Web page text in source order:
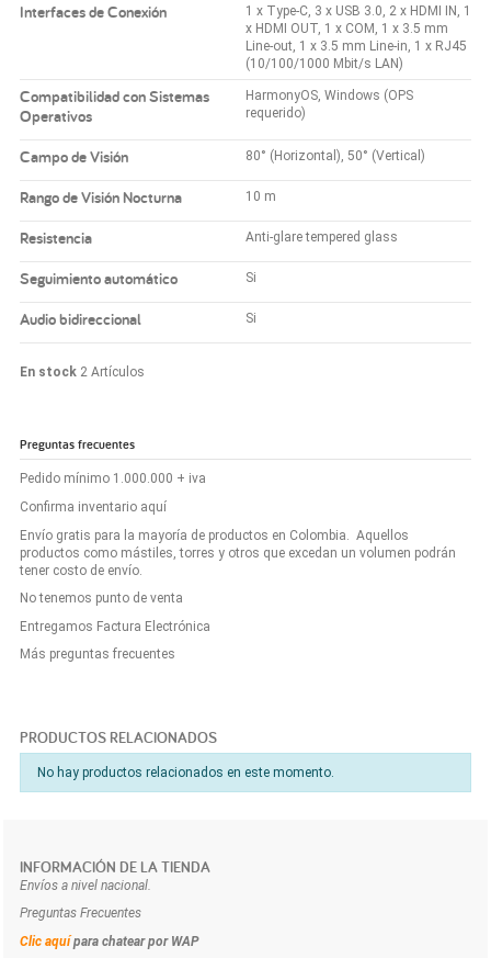
Interfaces de Conexión
1 x Type-C, 3 x USB 3.0, 2 x HDMI IN, 1
x HDMI OUT, 1 x COM, 1 x 3.5 mm
Line-out, 1 x 3.5 mm Line-in, 1 x RJ45
(10/100/1000 Mbit/s LAN)
Compatibilidad con Sistemas
Operativos
HarmonyOS, Windows (OPS
requerido)
Campo de Visión 80° (Horizontal), 50° (Vertical)
Rango de Visión Nocturna 10 m
Resistencia Anti-glare tempered glass
Seguimiento automático Si
Audio bidireccional Si
En stock 2 Artículos
Preguntas frecuentes
Pedido mínimo 1.000.000 + iva
Confirma inventario aquí
Envío gratis para la mayoría de productos en Colombia. Aquellos
productos como mástiles, torres y otros que excedan un volumen podrán
tener costo de envío.
No tenemos punto de venta
Entregamos Factura Electrónica
Más preguntas frecuentes
PRODUCTOS RELACIONADOS
No hay productos relacionados en este momento.
INFORMACIÓN DE LA TIENDA
Envíos a nivel nacional.
Preguntas Frecuentes
Clic aquí para chatear por WAP